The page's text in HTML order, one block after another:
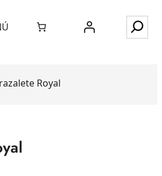
Royal